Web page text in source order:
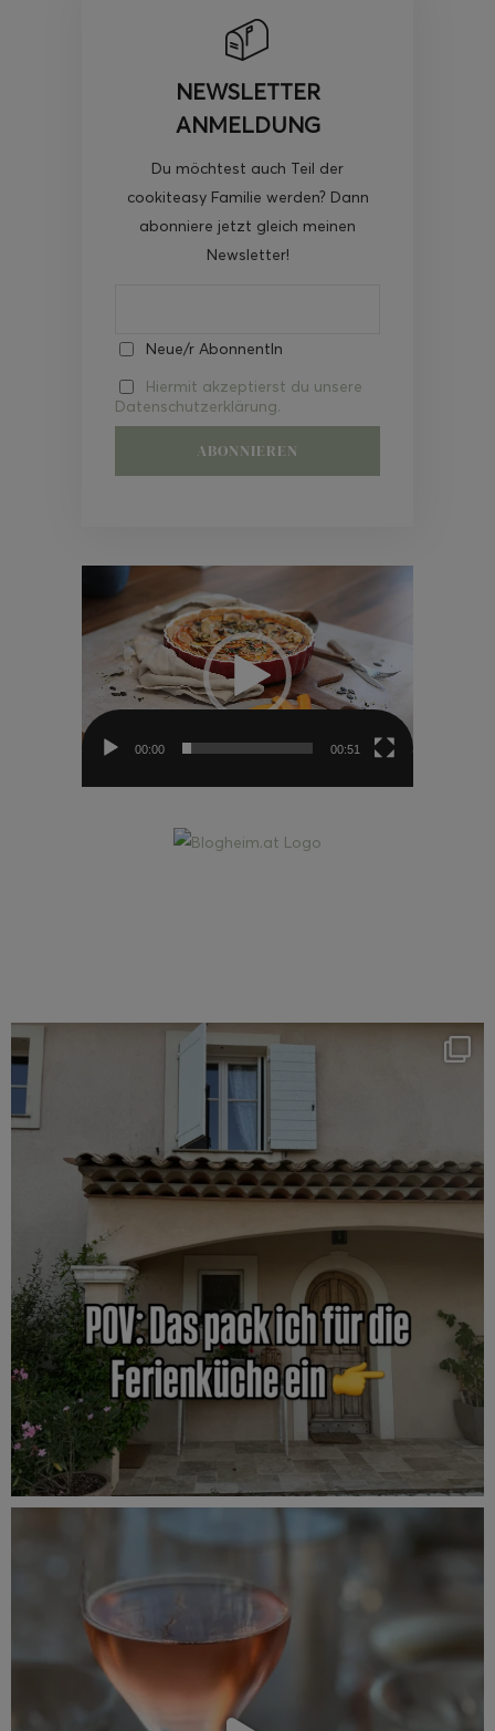
NEWSLETTER
ANMELDUNG
Du möchtest auch Teil der
cookiteasy Familie werden? Dann
abonniere jetzt gleich meinen
Newsletter!
Neue/r AbonnentIn
Hiermit akzeptierst du unsere
Datenschutzerklärung.
Video-
00:00 00:51